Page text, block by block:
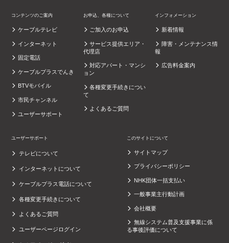
コンテンツのご案内
ケーブルテレビ
インターネット
固定電話
ケーブルプラスでんき
BTVモバイル
市民チャンネル
ユーザーサポート
お申込、各種について
ご加入のお申込
サービス提供エリア・
代理店
対応アパート・マンシ
ョン
各種変更手続きについ
て
よくあるご質問
インフォメーション
新着情報
障害・メンテナンス情
報
広告料金案内
ユーザーサポート
テレビについて
インターネットについて
ケーブルプラス電話について
各種変更手続きについて
よくあるご質問
ユーザーページログイン
このサイトについて
サイトマップ
プライバシーポリシー
NHK団体一括支払い
一般事業主行動計画
会社概要
無線システム普及支援事業に係
る事後評価について